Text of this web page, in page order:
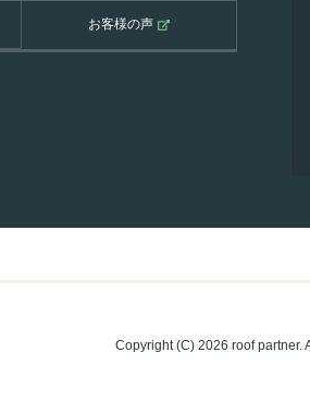
お客様の声
Copyright (C) 2026 roof partner.